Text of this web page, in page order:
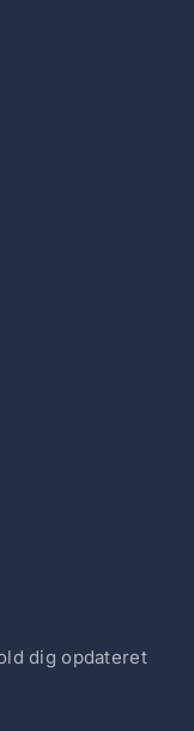
dig opdateret